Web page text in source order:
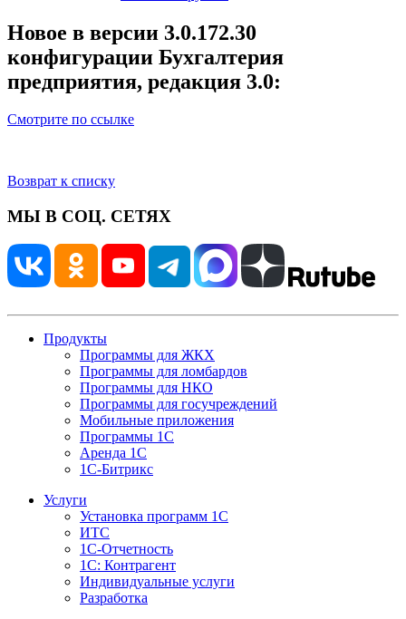
Новое в версии 3.0.172.30
конфигурации Бухгалтерия
предприятия, редакция 3.0:
Смотрите по ссылке
Возврат к списку
МЫ В СОЦ. СЕТЯХ
Продукты
Программы для ЖКХ
Программы для ломбардов
Программы для НКО
Программы для госучреждений
Мобильные приложения
Программы 1С
Аренда 1С
1С-Битрикс
Услуги
Установка программ 1С
ИТС
1С-Отчетность
1С: Контрагент
Индивидуальные услуги
Разработка